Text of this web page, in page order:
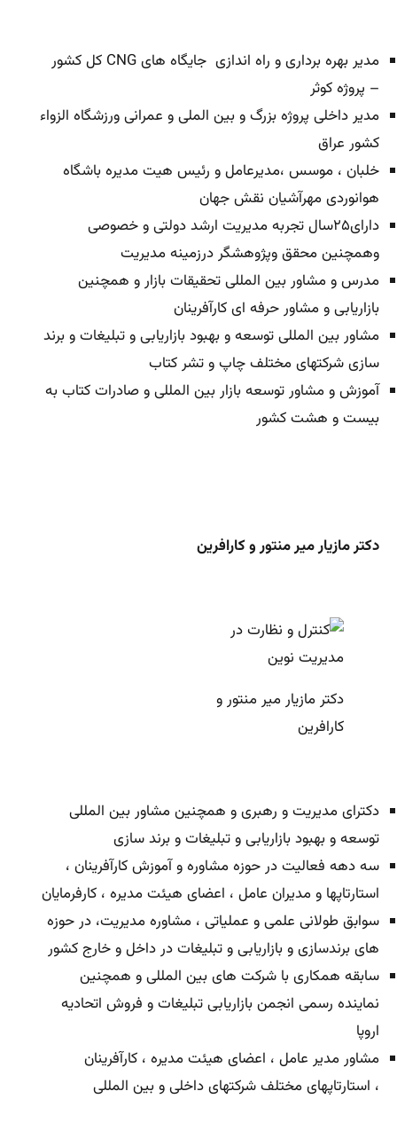
مدیر بهره برداری و راه اندازی جایگاه های CNG کل کشور
– پروژه کوثر
مدیر داخلی پروژه بزرگ و بین الملی و عمرانی ورزشگاه الزواء
کشور عراق
خلبان ، موسس ،مدیرعامل و رئیس هیت مدیره باشگاه
هوانوردی مهرآشیان نقش جهان
دارای۲۵سال تجربه مدیریت ارشد دولتی و خصوصی
وهمچنین محقق وپژوهشگر درزمینه مدیریت
مدرس و مشاور بین المللی تحقیقات بازار و همچنین
بازاریابی و مشاور حرفه ای کارآفرینان
مشاور بین المللی توسعه و بهبود بازاریابی و تبلیغات و برند
سازی شرکتهای مختلف چاپ و تشر کتاب
آموزش و مشاور توسعه بازار بین المللی و صادرات کتاب به
بیست و هشت کشور
دکتر مازیار میر منتور و کارافرین
دکتر مازیار میر منتور و
کارافرین
دکترای مدیریت و رهبری و همچنین مشاور بین المللی
توسعه و بهبود بازاریابی و تبلیغات و برند سازی
سه دهه فعالیت در حوزه مشاوره و آموزش کارآفرینان ،
استارتاپها و مدیران عامل ، اعضای هیئت مدیره ، کارفرمایان
سوابق طولانی علمی و عملیاتی ، مشاوره مدیریت، در حوزه
های برندسازی و بازاریابی و تبلیغات در داخل و خارج کشور
سابقه همکاری با شرکت های بین المللی و همچنین
نماینده رسمی انجمن بازاریابی تبلیغات و فروش اتحادیه
اروپا
مشاور مدیر عامل ، اعضای هیئت مدیره ، کارآفرینان
، استارتاپهای مختلف شرکتهای داخلی و بین المللی